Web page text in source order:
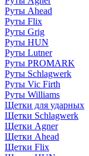
Руты Ahead
Руты Flix
Руты Grig
Руты HUN
Руты Lutner
Руты PROMARK
Руты Schlagwerk
Руты Vic Firth
Руты Williams
Щетки для ударных
Щетки Schlagwerk
Щетки Agner
Щетки Ahead
Щетки Flix